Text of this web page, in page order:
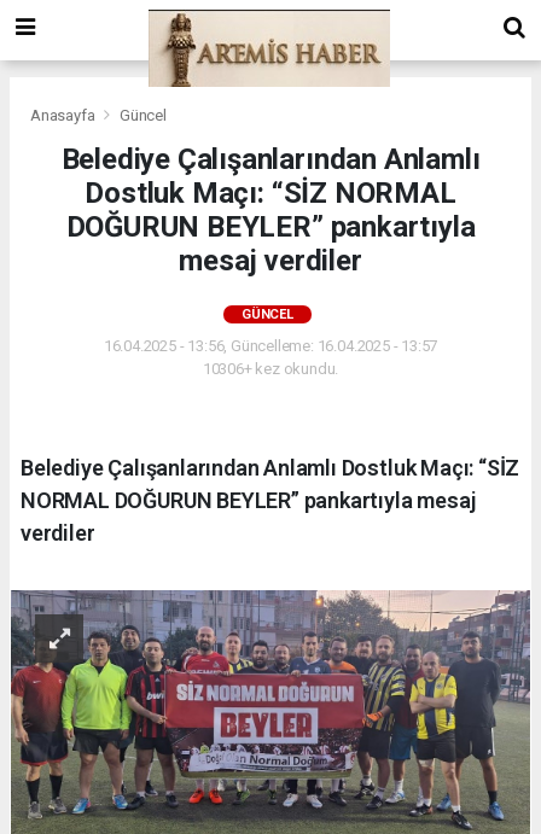
Anasayfa Güncel
Belediye Çalışanlarından Anlamlı
Dostluk Maçı: “SİZ NORMAL
DOĞURUN BEYLER” pankartıyla
mesaj verdiler
GÜNCEL
16.04.2025 - 13:56, Güncelleme: 16.04.2025 - 13:57
10306+ kez okundu.
Belediye Çalışanlarından Anlamlı Dostluk Maçı: “SİZ
NORMAL DOĞURUN BEYLER” pankartıyla mesaj
verdiler